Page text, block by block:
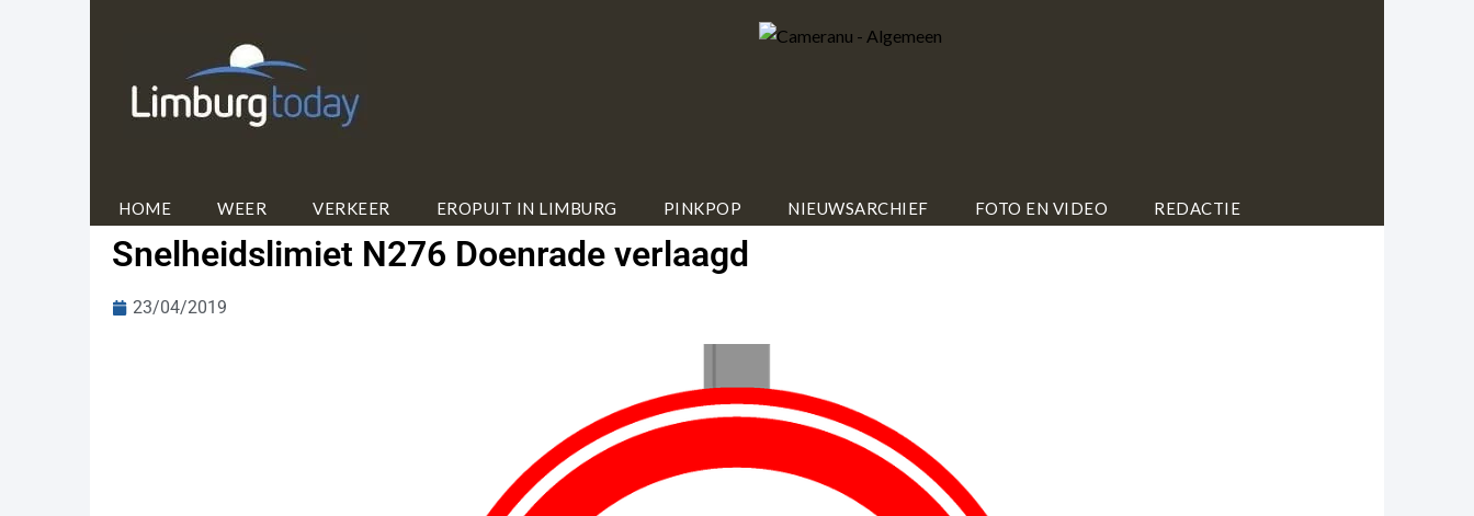
HOME WEER VERKEER EROPUIT IN LIMBURG PINKPOP NIEUWSARCHIEF FOTO EN VIDEO REDACTIE
Snel­heids­li­miet N276 Doen­ra­de ver­laagd
23/04/2019